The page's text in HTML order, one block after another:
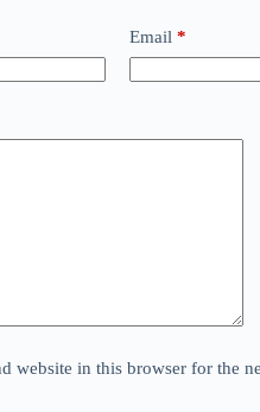
Email *
website in this browser for the